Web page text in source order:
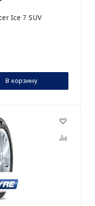
В корзину